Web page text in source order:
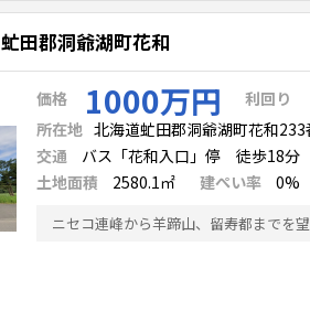
虻田郡洞爺湖町花和
価格 1000万円
利回り
所在地 北海道虻田郡洞爺湖町花和
交通
バス「花和入口」停 徒歩18分
土地面積
2580.1㎡ 建ぺい率 0%
ニセコ連峰から羊蹄山、留寿都までを望